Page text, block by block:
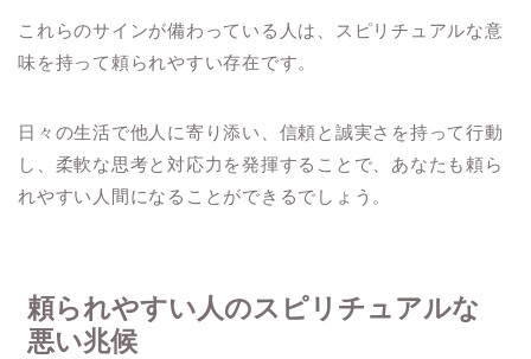
これらのサインが備わっている人は、スピリチュアルな意
味を持って頼られやすい存在です。
日々の生活で他人に寄り添い、信頼と誠実さを持って行動
し、柔軟な思考と対応力を発揮することで、あなたも頼ら
れやすい人間になることができるでしょう。
頼られやすい人のスピリチュアルな
悪い兆候